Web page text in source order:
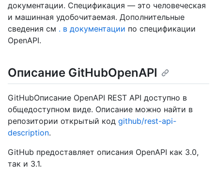
документации. Спецификация — это человеческая
и машинная удобочитаемая. Дополнительные
сведения см . в документации по спецификации
OpenAPI.
Описание GitHubOpenAPI
GitHubОписание OpenAPI REST API доступно в
общедоступном виде. Описание можно найти в
репозитории открытый код github/rest-api-
description.
GitHub предоставляет описания OpenAPI как 3.0,
так и 3.1.